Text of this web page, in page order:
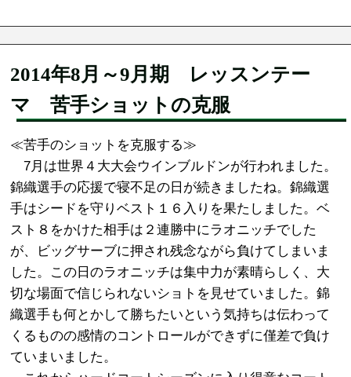
2014年8月～9月期 レッスンテー
マ 苦手ショットの克服
≪苦手のショットを克服する≫
7月は世界４大大会ウインブルドンが行われました。
錦織選手の応援で寝不足の日が続きましたね。錦織選
手はシードを守りベスト１６入りを果たしました。ベ
スト８をかけた相手は２連勝中にラオニッチでした
が、ビッグサーブに押され残念ながら負けてしまいま
した。この日のラオニッチは集中力が素晴らしく、大
切な場面で信じられないショトを見せていました。錦
織選手も何とかして勝ちたいという気持ちは伝わって
くるものの感情のコントロールができずに僅差で負け
ていまいました。